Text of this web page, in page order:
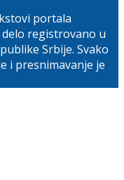
portala
registrovano u
Srbije. Svako
i presnimavanje je